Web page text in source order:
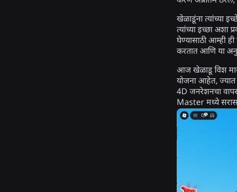
खेळाडूंना त्यांच्या
त्यांच्या इच्छा अशा
घेण्यासाठी आम्ही
करतात आणि या
आज खेळाडू विश
योजना आहेत, ज्यात
4D जनरेशनचा
Master मध्ये